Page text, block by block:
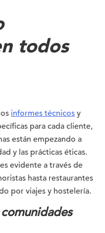
todos
informes técnicos y
para cada cliente,
están empezando a
y las prácticas éticas.
evidente a través de
hasta restaurantes
por viajes y hostelería.